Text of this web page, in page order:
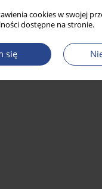
cookies w swojej
dostępne na stronie.
się